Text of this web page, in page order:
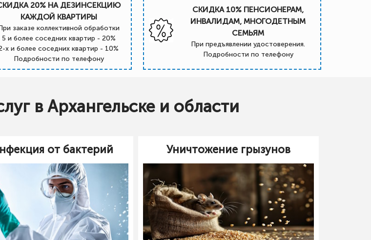
20% НА ДЕЗИНСЕКЦИЮ
КАЖДОЙ КВАРТИРЫ
заказе коллективной обработки
5 и более соседних квартир - 20%
х и более соседних квартир - 10%
Подробности по телефону
СКИДКА 10% ПЕНСИОНЕРАМ,
ИНВАЛИДАМ, МНОГОДЕТНЫМ
СЕМЬЯМ
При предъявлении удостоверения.
Подробности по телефону
в Архангельске и области
от бактерий Уничтожение грызунов